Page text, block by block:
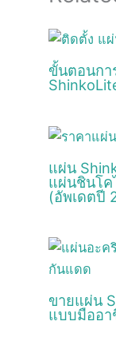
ขั้นตอนกา
แผ่น
แผ่นชินโค
(อัพเดตปี
ขายแผ่น
แบบมืออา